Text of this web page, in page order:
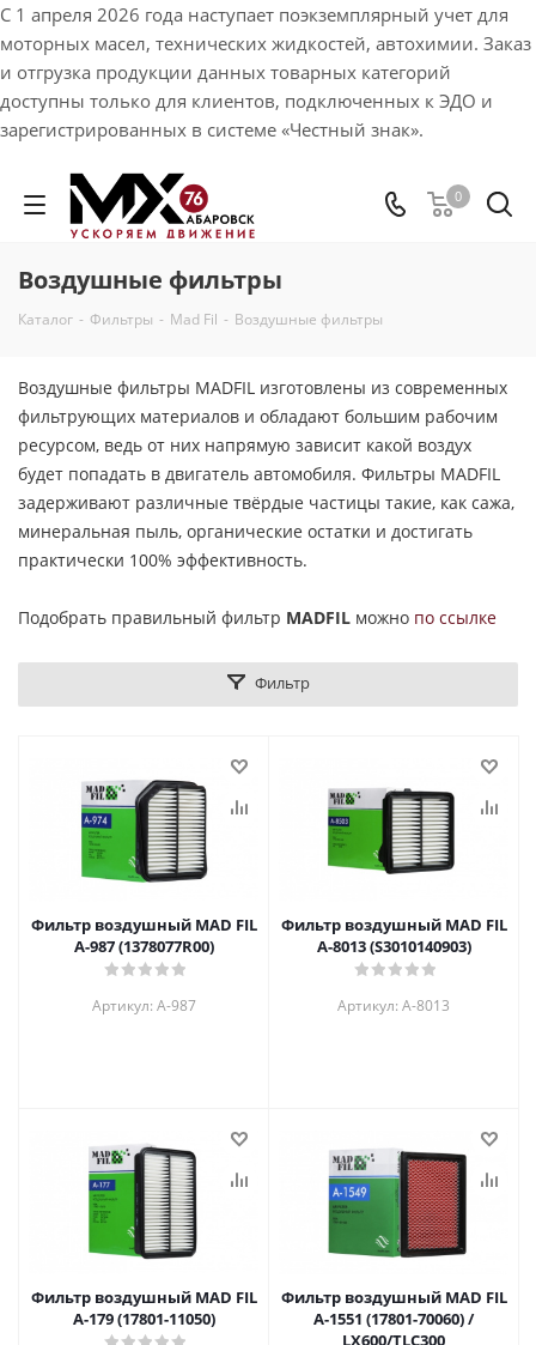
С 1 апреля 2026 года наступает поэкземплярный учет для
моторных масел, технических жидкостей, автохимии. Заказ
и отгрузка продукции данных товарных категорий
доступны только для клиентов, подключенных к ЭДО и
зарегистрированных в системе «Честный знак».
0
Воздушные фильтры
Каталог - Фильтры - Mad Fil - Воздушные фильтры
Воздушные фильтры MADFIL изготовлены из современных
фильтрующих материалов и обладают большим рабочим
ресурсом, ведь от них напрямую зависит какой воздух
будет попадать в двигатель автомобиля. Фильтры MADFIL
задерживают различные твёрдые частицы такие, как сажа,
минеральная пыль, органические остатки и достигать
практически 100% эффективность.
Подобрать правильный фильтр MADFIL можно по ссылке
Фильтр
Фильтр воздушный MAD FIL
A-987 (1378077R00)
Артикул: A-987
Фильтр воздушный MAD FIL
A-8013 (S3010140903)
Артикул: A-8013
Фильтр воздушный MAD FIL
A-179 (17801-11050)
Фильтр воздушный MAD FIL
A-1551 (17801-70060) /
LX600/TLC300